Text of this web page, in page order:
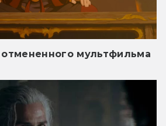
мультфильма